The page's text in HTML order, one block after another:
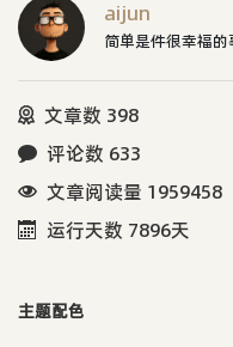
aijun
简单是件很幸福的
文章数 398
评论数 633
文章阅读量 1959458
运行天数 7896天
主题配色